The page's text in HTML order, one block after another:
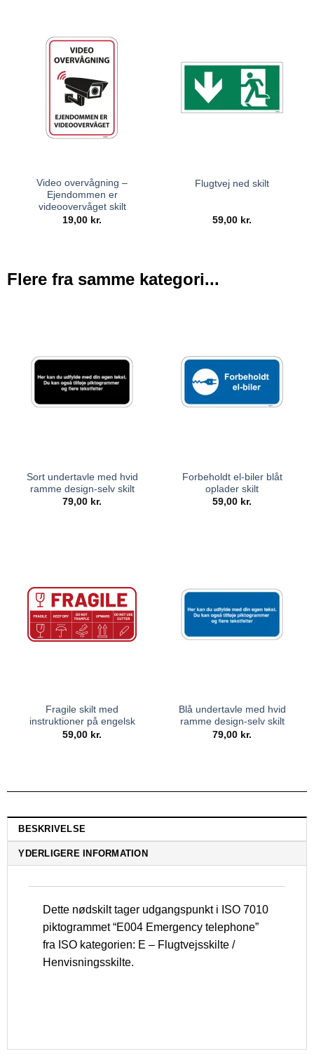
Video overvågning –
Ejendommen er
videoovervåget skilt
19,00 kr.
Flugtvej ned skilt
59,00 kr.
Flere fra samme kategori...
Sort undertavle med hvid
ramme design-selv skilt
79,00 kr.
Forbeholdt el-biler blåt
oplader skilt
59,00 kr.
Fragile skilt med
instruktioner på engelsk
59,00 kr.
Blå undertavle med hvid
ramme design-selv skilt
79,00 kr.
BESKRIVELSE
YDERLIGERE INFORMATION
Dette nødskilt tager udgangspunkt i ISO 7010
piktogrammet “E004 Emergency telephone”
fra ISO kategorien: E – Flugtvejsskilte /
Henvisningsskilte.